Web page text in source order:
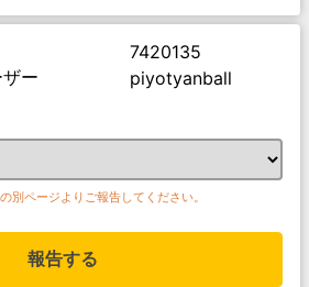
7420135
ー
piyotyanball
の別ページよりご報告してください。
報告する